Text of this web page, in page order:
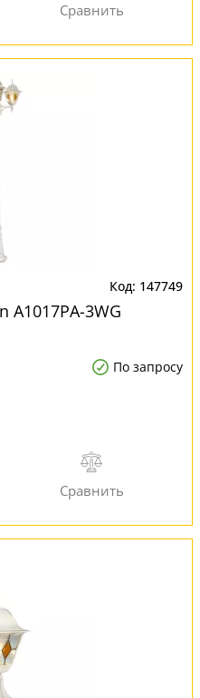
147749
3WG
По запросу